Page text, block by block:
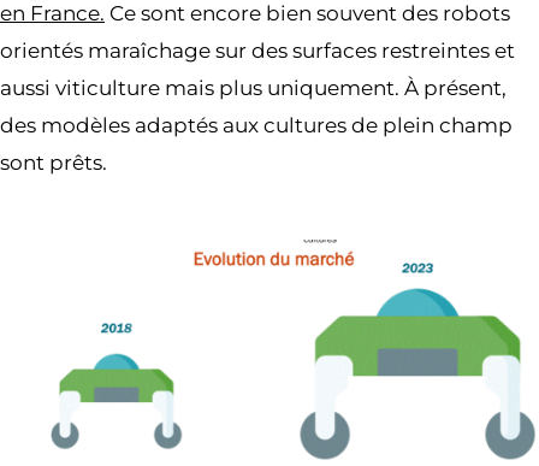
en France. Ce sont encore bien souvent des robots
orientés maraîchage sur des surfaces restreintes et
aussi viticulture mais plus uniquement. À présent,
des modèles adaptés aux cultures de plein champ
sont prêts.